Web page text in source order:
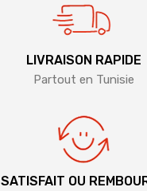
LIVRAISON RAPIDE
Partout en Tunisie
SATISFAIT OU